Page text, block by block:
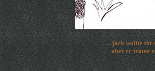
... jack wollte ihr
aber er traute